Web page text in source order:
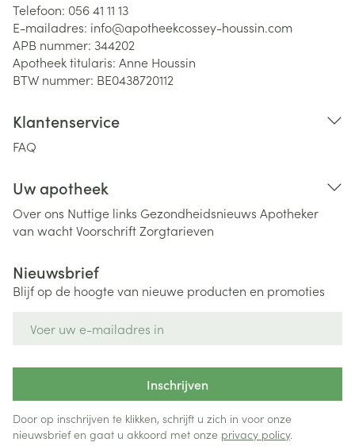
Telefoon: 056 41 11 13
E-mailadres: info@apotheekcossey-houssin.com
APB nummer: 344202
Apotheek titularis: Anne Houssin
BTW nummer: BE0438720112
Klantenservice
FAQ
Uw apotheek
Over ons Nuttige links Gezondheidsnieuws Apotheker
van wachtVoorschriftZorgtarieven
Nieuwsbrief
Blijf op de hoogte van nieuwe producten en promoties
Inschrijven
Door op inschrijven te klikken, schrijft u zich in voor onze
nieuwsbrief en gaat u akkoord met onze privacy policy.